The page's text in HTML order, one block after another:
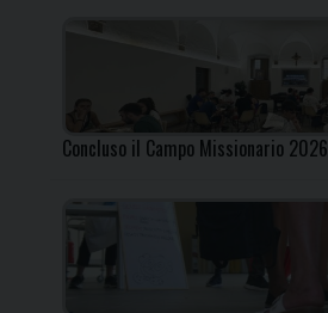
Concluso il Campo Missionario 2026